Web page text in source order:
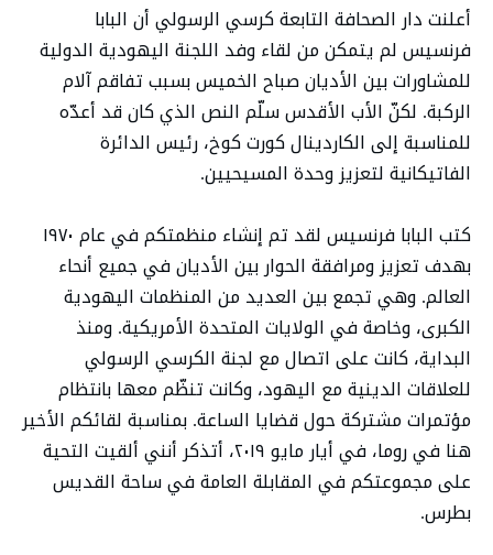
أعلنت دار الصحافة التابعة كرسي الرسولي أن البابا
فرنسيس لم يتمكن من لقاء وفد اللجنة اليهودية الدولية
للمشاورات بين الأديان صباح الخميس بسبب تفاقم آلام
الركبة. لكنّ الأب الأقدس سلّم النص الذي كان قد أعدّه
للمناسبة إلى الكاردينال كورت كوخ، رئيس الدائرة
الفاتيكانية لتعزيز وحدة المسيحيين.
كتب البابا فرنسيس لقد تم إنشاء منظمتكم في عام ١٩٧٠
بهدف تعزيز ومرافقة الحوار بين الأديان في جميع أنحاء
العالم. وهي تجمع بين العديد من المنظمات اليهودية
الكبرى، وخاصة في الولايات المتحدة الأمريكية. ومنذ
البداية، كانت على اتصال مع لجنة الكرسي الرسولي
للعلاقات الدينية مع اليهود، وكانت تنظّم معها بانتظام
مؤتمرات مشتركة حول قضايا الساعة. بمناسبة لقائكم الأخير
هنا في روما، في أيار مايو ٢٠١٩، أتذكر أنني ألقيت التحية
على مجموعتكم في المقابلة العامة في ساحة القديس
بطرس.